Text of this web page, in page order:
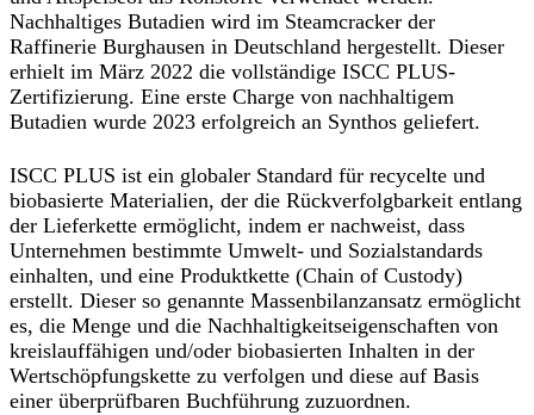
Nachhaltiges Butadien wird im Steamcracker der
Raffinerie Burghausen in Deutschland hergestellt. Dieser
erhielt im März 2022 die vollständige ISCC PLUS-
Zertifizierung. Eine erste Charge von nachhaltigem
Butadien wurde 2023 erfolgreich an Synthos geliefert.
ISCC PLUS ist ein globaler Standard für recycelte und
biobasierte Materialien, der die Rückverfolgbarkeit entlang
der Lieferkette ermöglicht, indem er nachweist, dass
Unternehmen bestimmte Umwelt- und Sozialstandards
einhalten, und eine Produktkette (Chain of Custody)
erstellt. Dieser so genannte Massenbilanzansatz ermöglicht
es, die Menge und die Nachhaltigkeitseigenschaften von
kreislauffähigen und/oder biobasierten Inhalten in der
Wertschöpfungskette zu verfolgen und diese auf Basis
einer überprüfbaren Buchführung zuzuordnen.